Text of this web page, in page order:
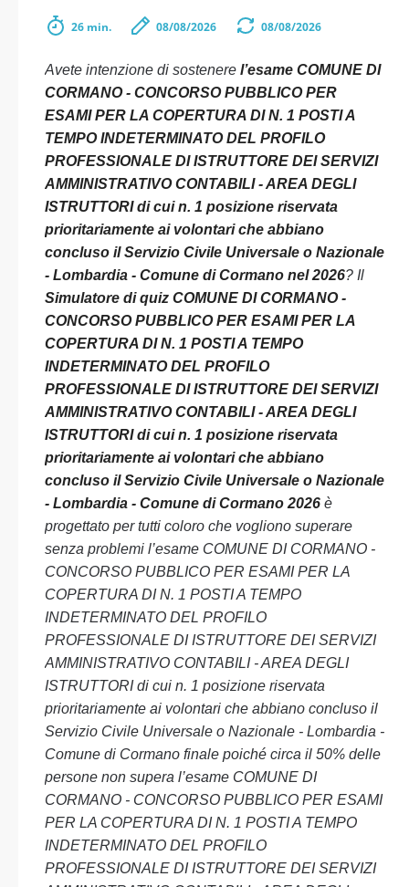
26 min. 08/08/2026 08/08/2026
Avete intenzione di sostenere l’esame COMUNE DI
CORMANO - CONCORSO PUBBLICO PER
ESAMI PER LA COPERTURA DI N. 1 POSTI A
TEMPO INDETERMINATO DEL PROFILO
PROFESSIONALE DI ISTRUTTORE DEI SERVIZI
AMMINISTRATIVO CONTABILI - AREA DEGLI
ISTRUTTORI di cui n. 1 posizione riservata
prioritariamente ai volontari che abbiano
concluso il Servizio Civile Universale o Nazionale
- Lombardia - Comune di Cormano nel 2026? Il
Simulatore di quiz COMUNE DI CORMANO -
CONCORSO PUBBLICO PER ESAMI PER LA
COPERTURA DI N. 1 POSTI A TEMPO
INDETERMINATO DEL PROFILO
PROFESSIONALE DI ISTRUTTORE DEI SERVIZI
AMMINISTRATIVO CONTABILI - AREA DEGLI
ISTRUTTORI di cui n. 1 posizione riservata
prioritariamente ai volontari che abbiano
concluso il Servizio Civile Universale o Nazionale
- Lombardia - Comune di Cormano 2026 è
progettato per tutti coloro che vogliono superare
senza problemi l’esame COMUNE DI CORMANO -
CONCORSO PUBBLICO PER ESAMI PER LA
COPERTURA DI N. 1 POSTI A TEMPO
INDETERMINATO DEL PROFILO
PROFESSIONALE DI ISTRUTTORE DEI SERVIZI
AMMINISTRATIVO CONTABILI - AREA DEGLI
ISTRUTTORI di cui n. 1 posizione riservata
prioritariamente ai volontari che abbiano concluso il
Servizio Civile Universale o Nazionale - Lombardia -
Comune di Cormano finale poiché circa il 50% delle
persone non supera l’esame COMUNE DI
CORMANO - CONCORSO PUBBLICO PER ESAMI
PER LA COPERTURA DI N. 1 POSTI A TEMPO
INDETERMINATO DEL PROFILO
PROFESSIONALE DI ISTRUTTORE DEI SERVIZI